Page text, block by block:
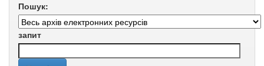
Пошук:
запит